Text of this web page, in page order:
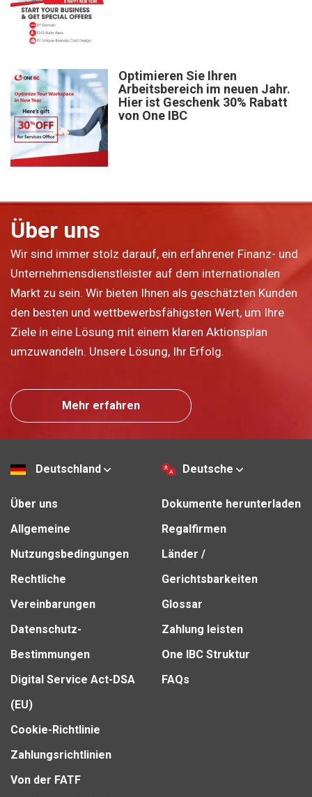
Optimieren Sie Ihren
Arbeitsbereich im neuen Jahr.
Hier ist Geschenk 30% Rabatt
von One IBC
Über uns
Wir sind immer stolz darauf, ein erfahrener Finanz- und
Unternehmensdienstleister auf dem internationalen
Markt zu sein. Wir bieten Ihnen als geschätzten Kunden
den besten und wettbewerbsfähigsten Wert, um Ihre
Ziele in eine Lösung mit einem klaren Aktionsplan
umzuwandeln. Unsere Lösung, Ihr Erfolg.
Mehr erfahren
Deutschland Deutsche
Über uns
Allgemeine
Nutzungsbedingungen
Rechtliche
Vereinbarungen
Datenschutz-
Bestimmungen
Digital Service Act-DSA
(EU)
Cookie-Richtlinie
Zahlungsrichtlinien
Von der FATF
Dokumente herunterladen
Regalfirmen
Länder /
Gerichtsbarkeiten
Glossar
Zahlung leisten
One IBC Struktur
FAQs